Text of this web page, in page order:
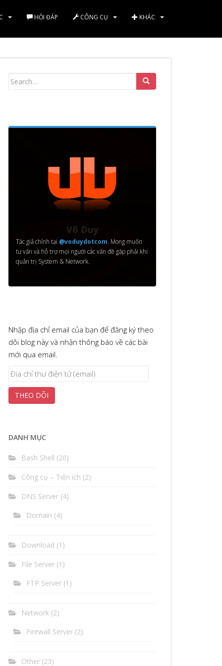
HỎI ĐÁP CÔNG CỤ KHÁC
Search
Võ Duy
Tác giả chính tại @voduydotcom. Mong muốn
tư vấn và hỗ trợ mọi người các vấn đề gặp phải khi
quản trị System & Network.
Nhập địa chỉ email của bạn để đăng ký theo
dõi blog này và nhận thông báo về các bài
mới qua email.
Địa
thư
(email)
THEO DÕI
DANH MỤC
Bash Shell (20)
Công cụ – Tiện ích (2)
DNS Server (4)
Domain (4)
Download (1)
File Server (1)
FTP Server (1)
Network (2)
Firewall Server (2)
Other (23)